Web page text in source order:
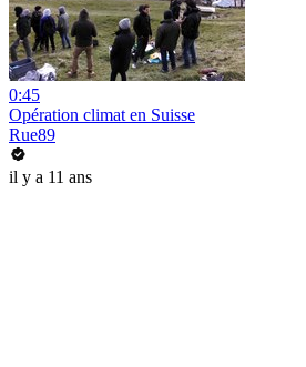
0:45
Opération climat en Suisse
Rue89
il y a 11 ans